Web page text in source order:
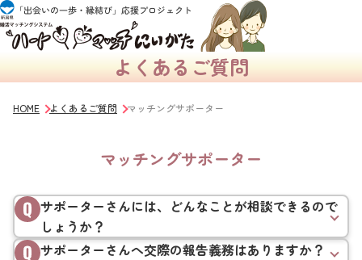
よくあるご質問
HOME よくあるご質問 マッチングサポーター
マッチングサポーター
サポーターさんには、どんなことが相談できるので
しょうか？
サポーターさんへ交際の報告義務はありますか？